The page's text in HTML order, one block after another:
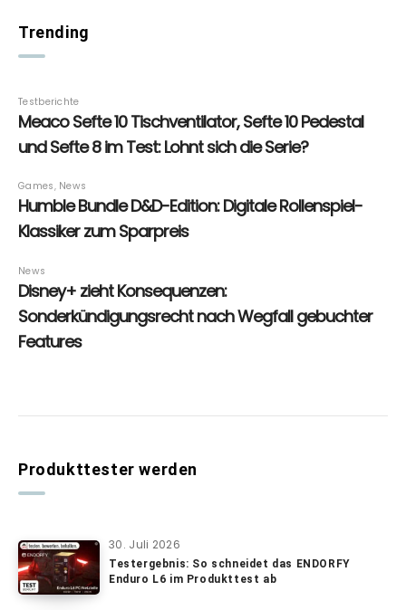
Trending
Produkttester werden
30. Juli 2026
Testergebnis: So schneidet das ENDORFY
Enduro L6 im Produkttest ab